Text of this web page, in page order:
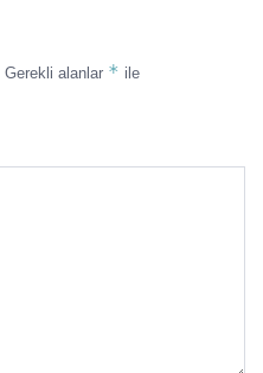
Gerekli alanlar * ile